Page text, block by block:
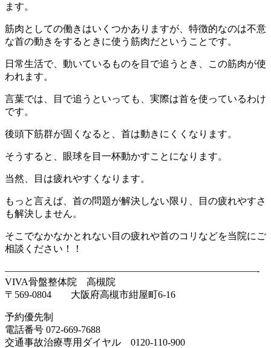
ます。
筋肉としての働きはいくつかありますが、特徴的なのは不意
な首の動きをするときに使う筋肉だということです。
日常生活で、動いているものを目で追うとき、この筋肉が使
われます。
言葉では、目で追うといっても、実際は首を使っているわけ
です。
後頭下筋群が固くなると、首は動きにくくなります。
そうすると、眼球を目一杯動かすことになります。
当然、目は疲れやすくなります。
もっと言えば、首の問題が解決しない限り、目の疲れやすさ
も解決しません。
そこでなかなかとれない目の疲れや首のコリなどを当院にご
相談ください！！
——————————————————————————-
VIVA骨盤整体院 高槻院
〒569-0804 大阪府高槻市紺屋町6-16
予約優先制
電話番号 072-669-7688
交通事故治療専用ダイヤル 0120-110-900